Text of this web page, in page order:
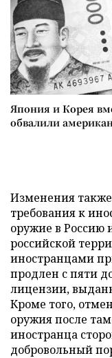
Япония и Корея
обвалили
Изменения
требования к
оружие в Россию
российской
иностранцами
продлен с пяти
лицензии,
Кроме того,
оружия после
иностранца
добровольный